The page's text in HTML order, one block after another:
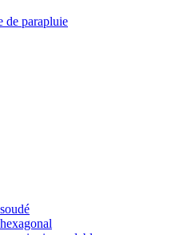
de parapluie